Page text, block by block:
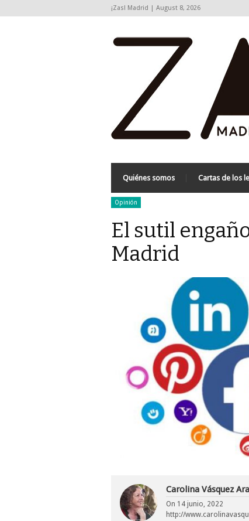
¡Zas! Madrid | August 8, 2026
Quiénes somos Cartas de los
Opinión
El sutil
Madrid
Carolina Vásquez
On 14 junio, 2022
http://